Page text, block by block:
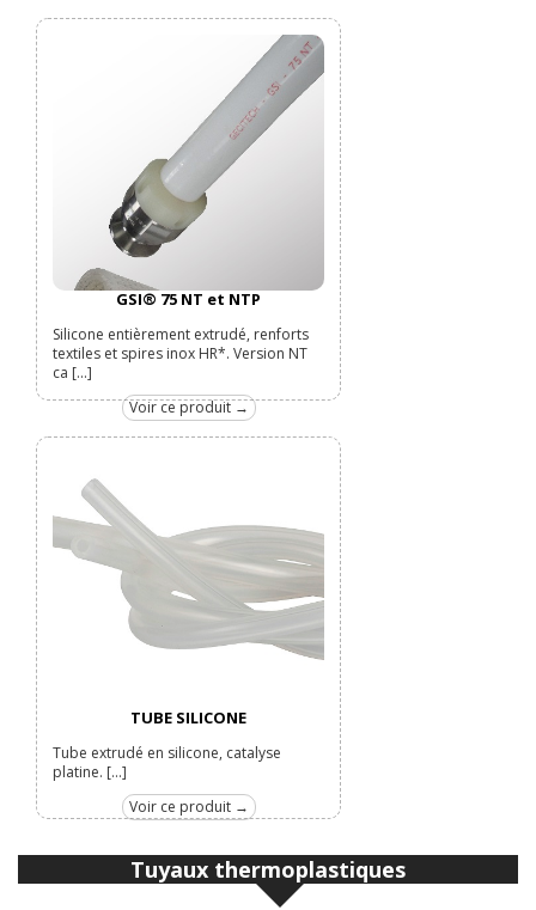
GSI® 75 NT et NTP
Silicone entièrement extrudé, renforts
textiles et spires inox HR*. Version NT
ca [...]
Voir ce produit →
TUBE SILICONE
Tube extrudé en silicone, catalyse
platine. [...]
Voir ce produit →
Tuyaux thermoplastiques